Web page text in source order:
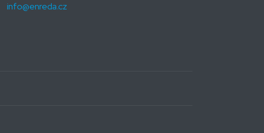
info@enreda.cz